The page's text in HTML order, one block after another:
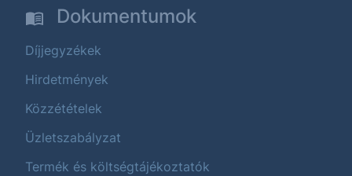
Dokumentumok
Díjjegyzékek
Hirdetmények
Közzétételek
Üzletszabályzat
Termék és költségtájékoztatók